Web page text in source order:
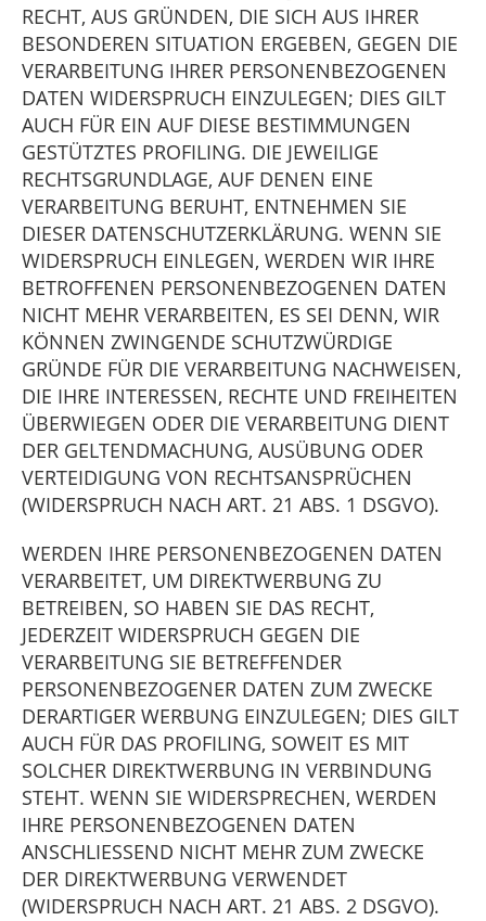
RECHT, AUS GRÜNDEN, DIE SICH AUS IHRER
BESONDEREN SITUATION ERGEBEN, GEGEN DIE
VERARBEITUNG IHRER PERSONENBEZOGENEN
DATEN WIDERSPRUCH EINZULEGEN; DIES GILT
AUCH FÜR EIN AUF DIESE BESTIMMUNGEN
GESTÜTZTES PROFILING. DIE JEWEILIGE
RECHTSGRUNDLAGE, AUF DENEN EINE
VERARBEITUNG BERUHT, ENTNEHMEN SIE
DIESER DATENSCHUTZERKLÄRUNG. WENN SIE
WIDERSPRUCH EINLEGEN, WERDEN WIR IHRE
BETROFFENEN PERSONENBEZOGENEN DATEN
NICHT MEHR VERARBEITEN, ES SEI DENN, WIR
KÖNNEN ZWINGENDE SCHUTZWÜRDIGE
GRÜNDE FÜR DIE VERARBEITUNG NACHWEISEN,
DIE IHRE INTERESSEN, RECHTE UND FREIHEITEN
ÜBERWIEGEN ODER DIE VERARBEITUNG DIENT
DER GELTENDMACHUNG, AUSÜBUNG ODER
VERTEIDIGUNG VON RECHTSANSPRÜCHEN
(WIDERSPRUCH NACH ART. 21 ABS. 1 DSGVO).
WERDEN IHRE PERSONENBEZOGENEN DATEN
VERARBEITET, UM DIREKTWERBUNG ZU
BETREIBEN, SO HABEN SIE DAS RECHT,
JEDERZEIT WIDERSPRUCH GEGEN DIE
VERARBEITUNG SIE BETREFFENDER
PERSONENBEZOGENER DATEN ZUM ZWECKE
DERARTIGER WERBUNG EINZULEGEN; DIES GILT
AUCH FÜR DAS PROFILING, SOWEIT ES MIT
SOLCHER DIREKTWERBUNG IN VERBINDUNG
STEHT. WENN SIE WIDERSPRECHEN, WERDEN
IHRE PERSONENBEZOGENEN DATEN
ANSCHLIESSEND NICHT MEHR ZUM ZWECKE
DER DIREKTWERBUNG VERWENDET
(WIDERSPRUCH NACH ART. 21 ABS. 2 DSGVO).